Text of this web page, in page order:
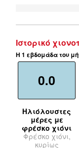
Ιστορικό
Η 1 εβδομάδα του
0.0
Ηλιόλουστες
μέρες με
φρέσκο χιόνι
Φρέσκο χιόνι,
κυρίως